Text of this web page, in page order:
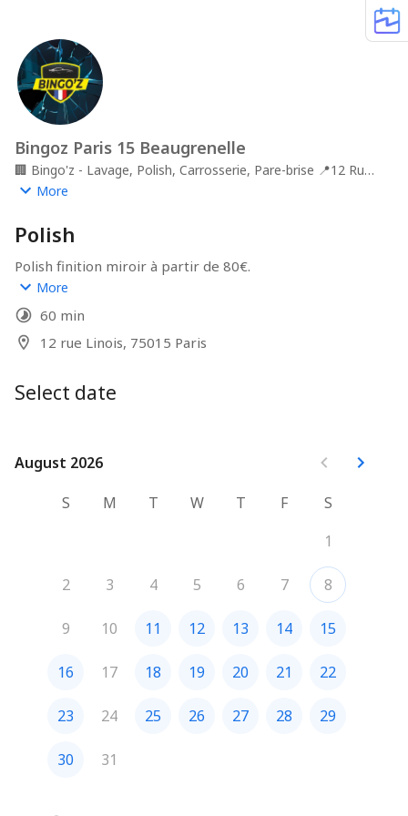
Bingoz Paris 15 Beaugrenelle
🏢 Bingo'z - Lavage, Polish, Carrosserie, Pare-brise 📍12 Rue
Linois, 75015 Paris
More
Polish
Polish finition miroir à partir de 80€.
Pour le traitement des rayures veuillez nous joindre
directement au 01 45 79 26 86 afin d'obtenir  un devis.
More
60 min
12 rue Linois, 75015 Paris
Select date
August 2026
August 2026
S
M T W T F
S
1
2 3 4 5 6 7 8
9 10 11 12 13 14 15
16 17 18 19 20 21 22
23 24 25 26 27 28 29
30 31